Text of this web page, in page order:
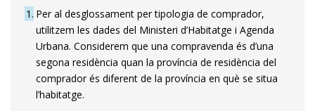
1 Per al desglossament per tipologia de comprador,
utilitzem les dades del Ministeri d’Habitatge i Agenda
Urbana. Considerem que una compravenda és d’una
segona residència quan la província de residència del
comprador és diferent de la província en què se situa
l’habitatge.